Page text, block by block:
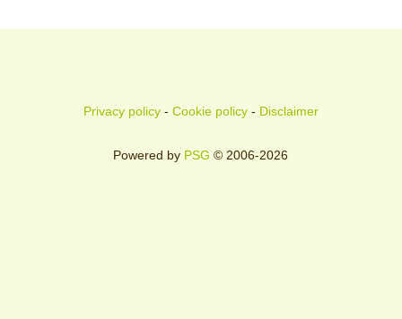
Privacy policy- Cookie policy- Disclaimer
Powered by PSG © 2006-2026